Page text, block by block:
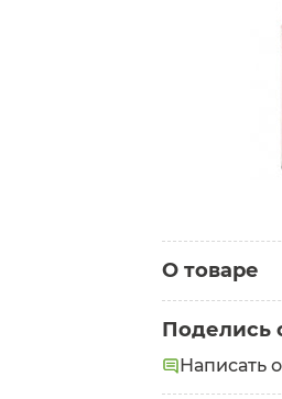
О товаре
Поделись
Написать